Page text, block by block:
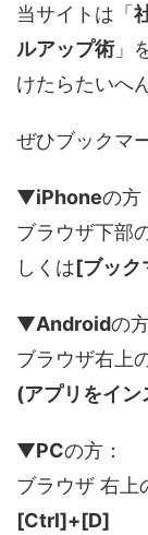
当サイトは「
ルアップ術」
けたらたいへ
ぜひブックマ
▼iPhoneの方
ブラウザ下部
しくは[ブック
▼Androidの
ブラウザ右上
(アプリをイ
▼PCの方：
ブラウザ 右上
[Ctrl]+[D]